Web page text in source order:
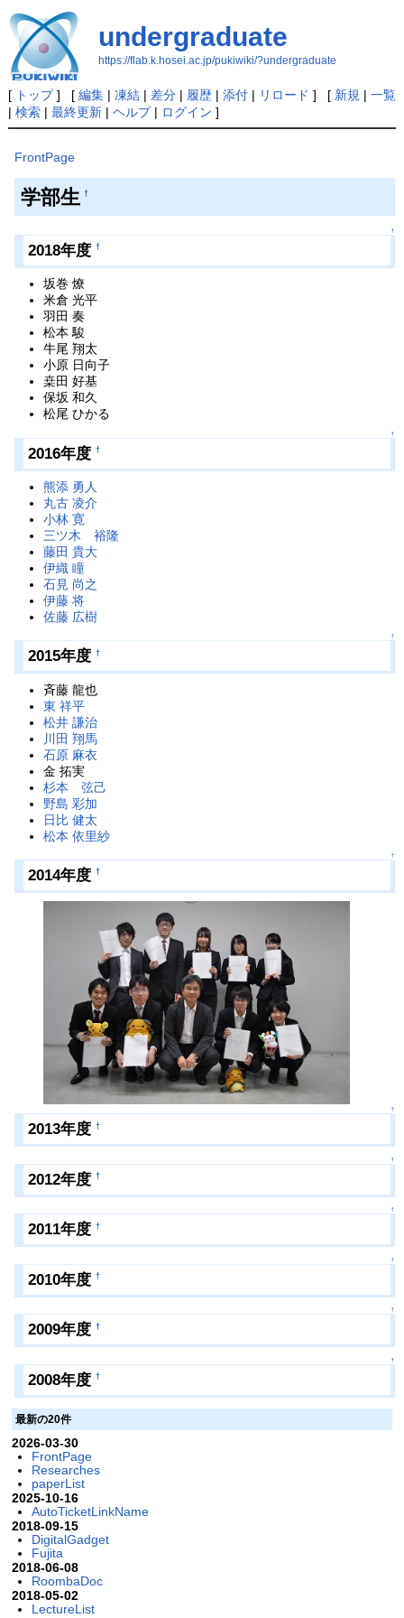
undergraduate
https://flab.k.hosei.ac.jp/pukiwiki/?undergraduate
[ トップ] [ 編集| 凍結| 差分| 履歴| 添付| リロード ] [ 新規 | 一覧
| 検索| 最終更新| ヘルプ| ログイン ]
FrontPage
学部生 †
↑
2018年度 †
坂巻 燎
米倉 光平
羽田 奏
松本 駿
牛尾 翔太
小原 日向子
桒田 好基
保坂 和久
松尾 ひかる
↑
2016年度 †
熊添 勇人
丸古 凌介
小林 寛
三ツ木 裕隆
藤田 貴大
伊織 瞳
石見 尚之
伊藤 将
佐藤 広樹
↑
2015年度 †
斉藤 龍也
東 祥平
松井 謙治
川田 翔馬
石原 麻衣
金 拓実
杉本 弦己
野島 彩加
日比 健太
松本 依里紗
↑
2014年度 †
↑
2013年度 †
↑
2012年度 †
↑
2011年度 †
↑
2010年度 †
↑
2009年度 †
↑
2008年度 †
最新の20件
2026-03-30
FrontPage
Researches
paperList
2025-10-16
AutoTicketLinkName
2018-09-15
DigitalGadget
Fujita
2018-06-08
RoombaDoc
2018-05-02
LectureList